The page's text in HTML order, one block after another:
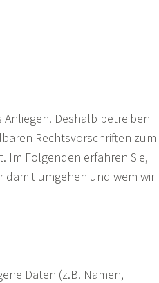
Deshalb betreiben
Rechtsvorschriften zum
Im Folgenden erfahren Sie,
damit umgehen und wem wir
Daten (z.B. Namen,